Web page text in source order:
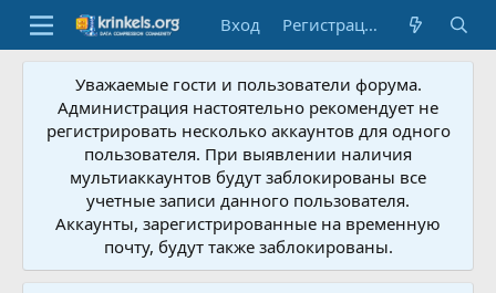
Вход Регистрация
Уважаемые гости и пользователи форума.
Администрация настоятельно рекомендует не
регистрировать несколько аккаунтов для одного
пользователя. При выявлении наличия
мультиаккаунтов будут заблокированы все
учетные записи данного пользователя.
Аккаунты, зарегистрированные на временную
почту, будут также заблокированы.